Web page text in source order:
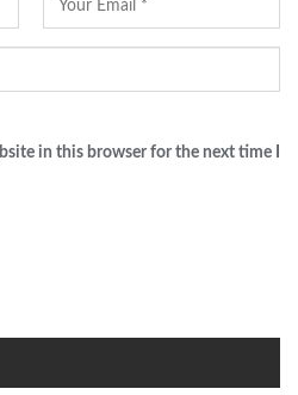
in this browser for the next time I